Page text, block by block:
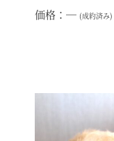
価格：― (成約済み)